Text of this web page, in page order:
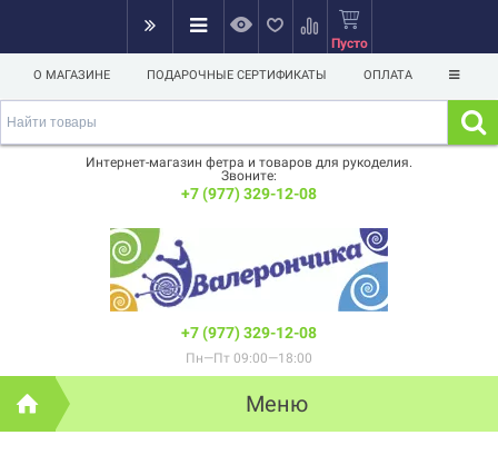
Пусто
О МАГАЗИНЕ ПОДАРОЧНЫЕ СЕРТИФИКАТЫ ОПЛАТА
Интернет-магазин фетра и товаров для рукоделия.
Звоните:
+7 (977) 329-12-08
+7 (977) 329-12-08
Пн—Пт 09:00—18:00
Меню